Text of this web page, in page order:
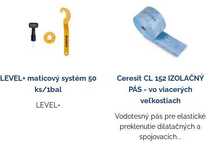
LEVEL+ maticový systém 50
ks/1bal
LEVEL+
Ceresit CL 152 IZOLAČNÝ
PÁS - vo viacerých
veľkostiach
Vodotesný pás pre elastické
preklenutie dilatačných a
spojovacích...